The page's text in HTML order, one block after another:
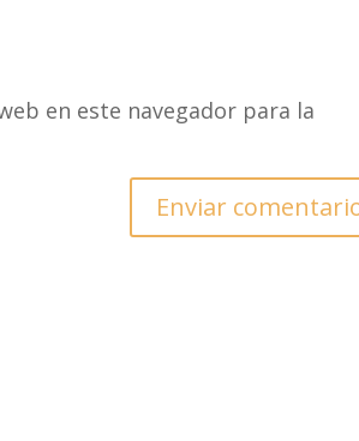
en este navegador para la